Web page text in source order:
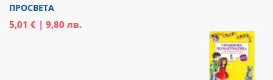
ПРОСВЕТА
5,01 € | 9,80 лв.